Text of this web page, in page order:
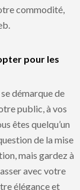
commodité,
pour les
démarque de
public, à vos
êtes quelqu’un
de la mise
mais gardez à
avec votre
élégance et